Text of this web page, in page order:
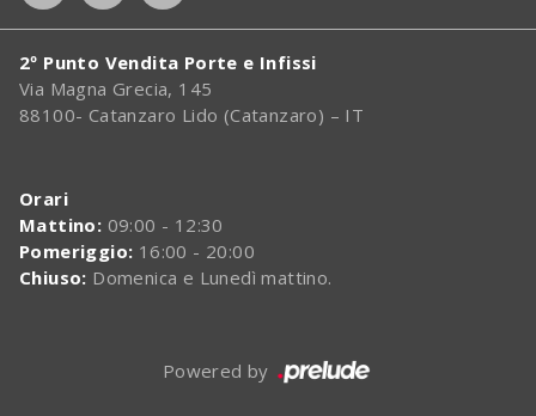
2º Punto Vendita Porte e Infissi
Via Magna Grecia, 145
88100- Catanzaro Lido (Catanzaro) – IT
Orari
Mattino: 09:00 - 12:30
Pomeriggio: 16:00 - 20:00
Chiuso: Domenica e Lunedì mattino.
Powered by